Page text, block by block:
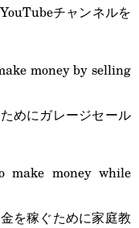
チャンネルを
money by selling
めにガレージセール
make money while
を稼ぐために家庭教